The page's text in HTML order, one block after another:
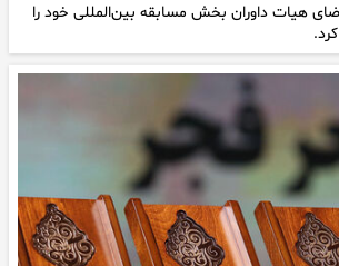
هیات داوران بخش مسابقه بین‌المللی خود را